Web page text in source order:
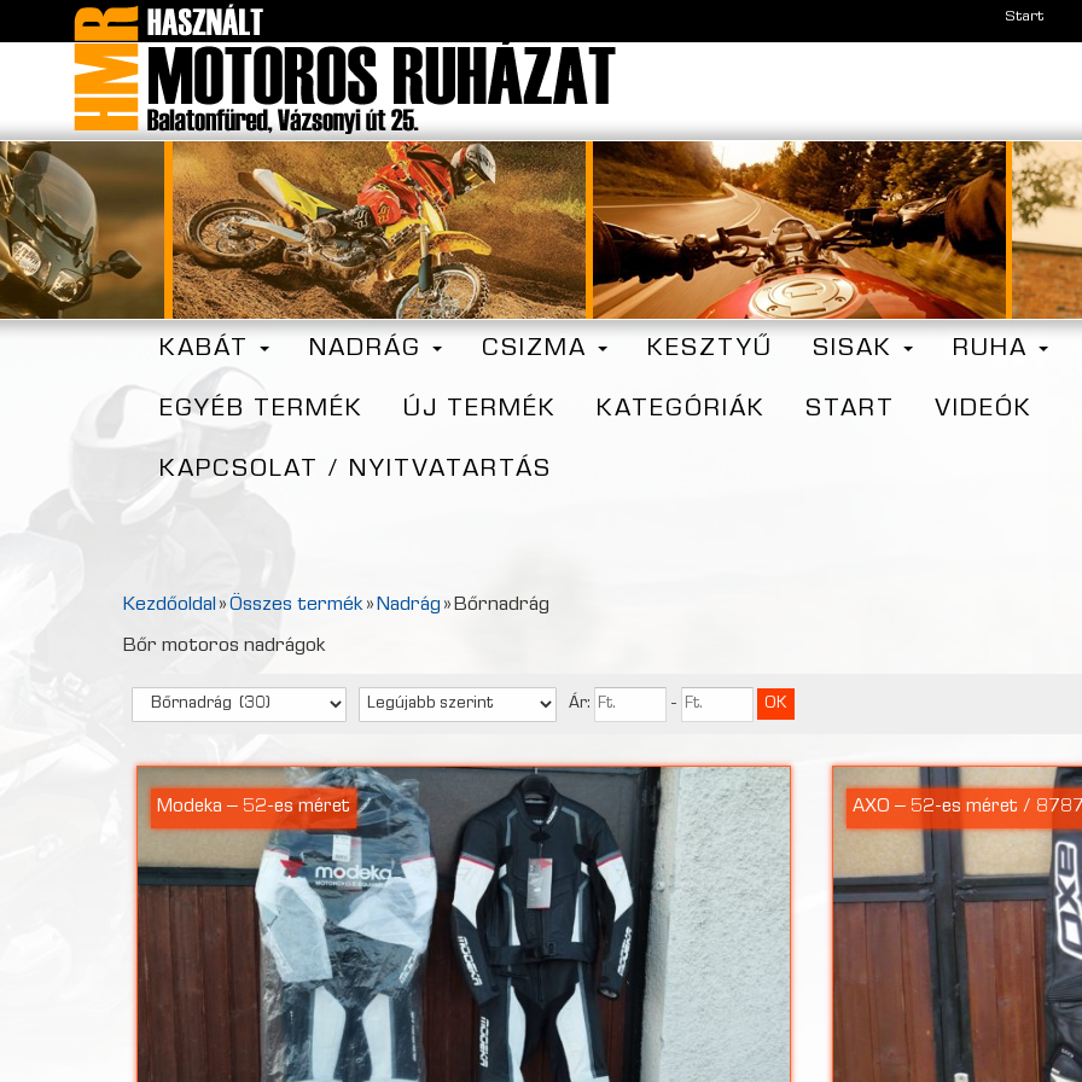
Start
KABÁT NADRÁG CSIZMA KESZTYŰ SISAK RUHA
EGYÉB TERMÉK ÚJ TERMÉK KATEGÓRIÁK START VIDEÓK
KAPCSOLAT / NYITVATARTÁS
Kezdőoldal »Összes termék»Nadrág »Bőrnadrág
Bőr motoros nadrágok
Ár: -
Modeka – 52-es méret AXO – 52-es méret /